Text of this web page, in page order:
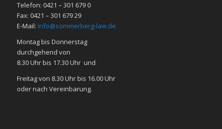
Telefon: 0421 – 301 679 0
Fax: 0421 – 301 679 29
E-Mail: info@sommerberg-law.de
Mon­tag bis Don­ners­tag
durch­ge­hend von
8.30 Uhr bis 17.30 Uhr und
Frei­tag von 8.30 Uhr bis 16.00 Uhr
oder nach Ver­ein­ba­rung.